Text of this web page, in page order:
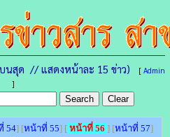
นสุด // แสดงหน้าละ 15 ข่าว) [ Admin
]
54] [หน้าที่ 55] [ หน้าที่ 56 ] [หน้าที่ 57]